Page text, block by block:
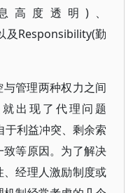
高度透明)、
及Responsibility(勤
管理两种权力之间
出现了代理问题
利益冲突、剩余索
等原因。为了解决
经理人激励制度或